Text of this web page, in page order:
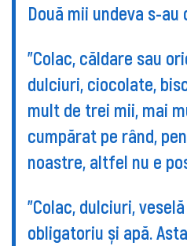
Două mii undeva s-au
"Colac, căldare sau
dulciuri, ciocolate,
mult de trei mii, mai
cumpărat pe rând,
noastre, altfel nu e
"Colac, dulciuri,
obligatoriu și apă.